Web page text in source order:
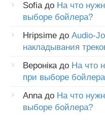
Sofiaдо На что
выборе бойлера?
Hripsime до Audio-
накладывания
Веронікадо На что
при выборе
Annaдо На что
выборе бойлера?